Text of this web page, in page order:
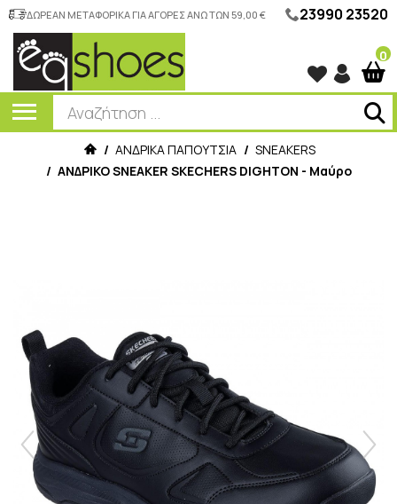
ΔΩΡΕΑΝ ΜΕΤΑΦΟΡΙΚΑ ΓΙΑ ΑΓΟΡΕΣ ΑΝΩ ΤΩΝ 59,00 € 23990 23520
0
/ ΑΝΔΡΙΚΑ ΠΑΠΟΥΤΣΙΑ / SNEAKERS
/ ΑΝΔΡΙΚΟ SNEAKER SKECHERS DIGHTON - Μαύρο